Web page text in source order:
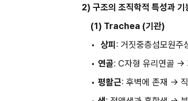
2) 구조의 조직학적 특성과 기
(1) Trachea (기관)
• 상피 : 거짓중층섬모원
• 연골: C자형 유리연골 →
• 평활근: 후벽에 존재 →